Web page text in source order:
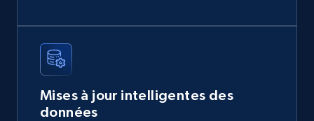
Real estate
12K+ 1.3K+ Buy Now
Mises à jour intelligentes des
données